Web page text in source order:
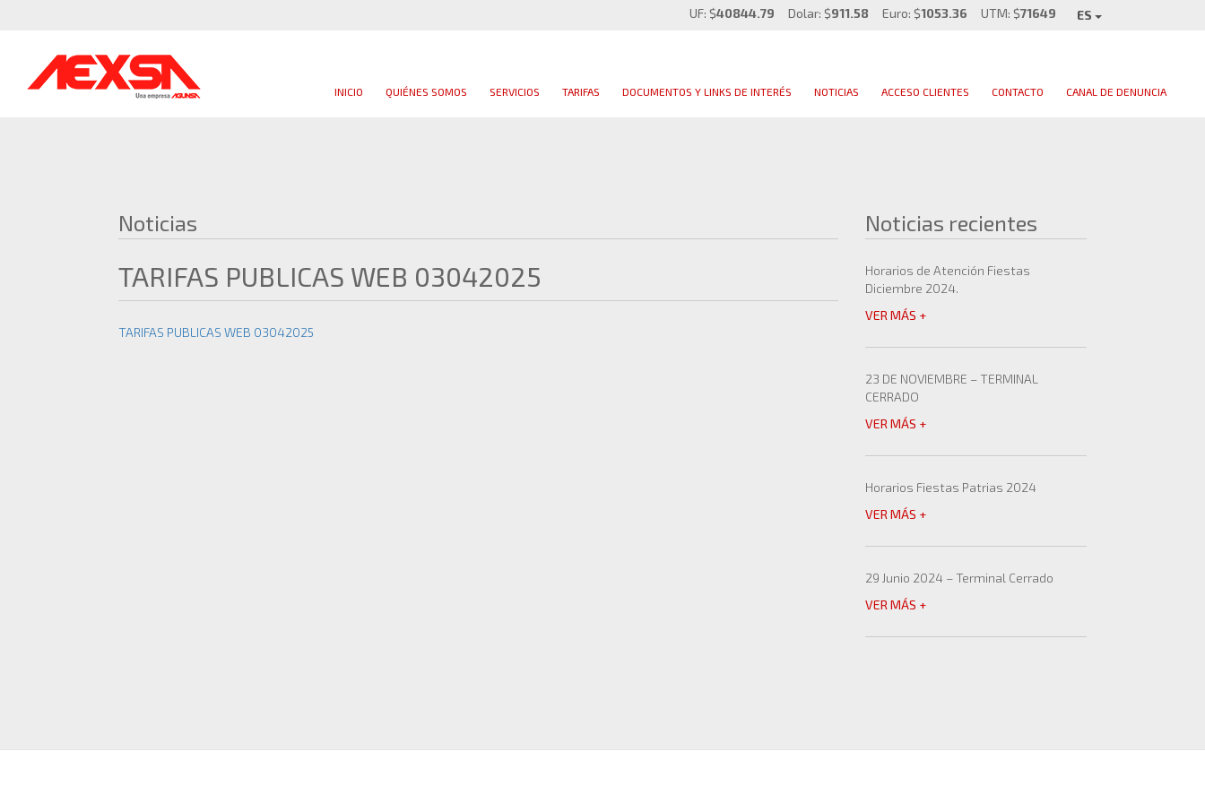
UF: $40844.79 Dolar: $911.58 Euro: $1053.36 UTM: $71649 ES
INICIO QUIÉNES SOMOS SERVICIOS TARIFAS DOCUMENTOS Y LINKS DE INTERÉS NOTICIAS ACCESO CLIENTES CONTACTO CANAL DE DENUNCIA
Noticias
TARIFAS PUBLICAS WEB 03042025
TARIFAS PUBLICAS WEB 03042025
Noticias recientes
Horarios de Atención Fiestas
Diciembre 2024.
VER MÁS +
23 DE NOVIEMBRE – TERMINAL
CERRADO
VER MÁS +
Horarios Fiestas Patrias 2024
VER MÁS +
29 Junio 2024 – Terminal Cerrado
VER MÁS +